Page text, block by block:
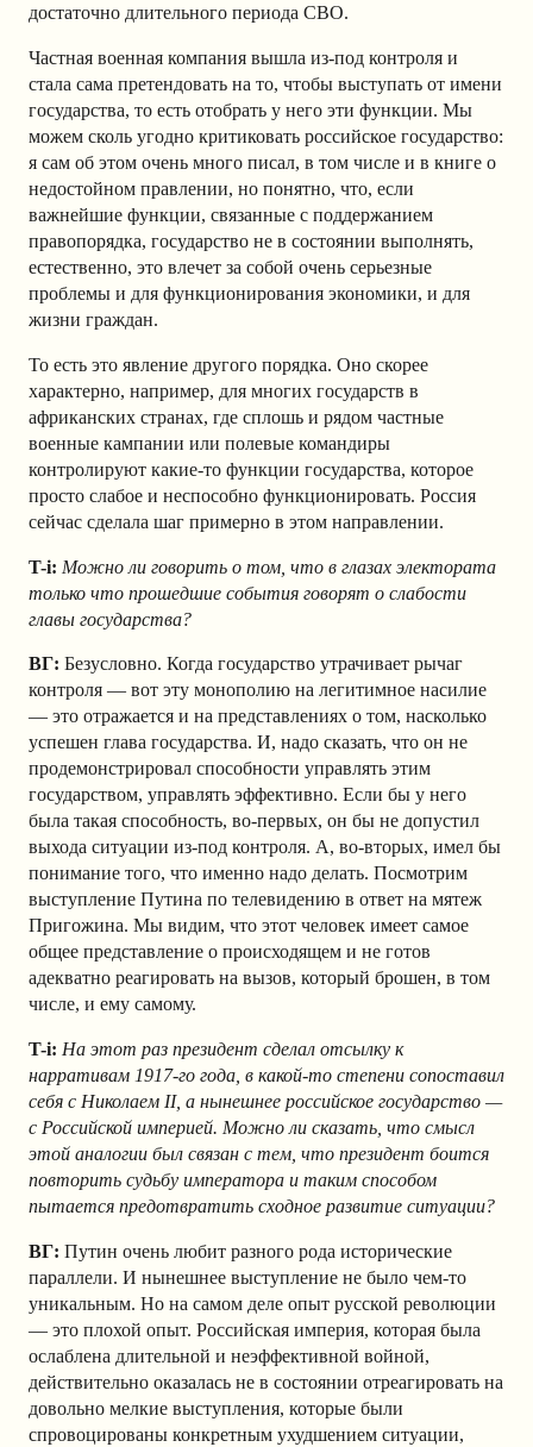
достаточно длительного периода СВО.
Частная военная компания вышла из-под контроля и
стала сама претендовать на то, чтобы выступать от имени
государства, то есть отобрать у него эти функции. Мы
можем сколь угодно критиковать российское государство:
я сам об этом очень много писал, в том числе и в книге о
недостойном правлении, но понятно, что, если
важнейшие функции, связанные с поддержанием
правопорядка, государство не в состоянии выполнять,
естественно, это влечет за собой очень серьезные
проблемы и для функционирования экономики, и для
жизни граждан.
То есть это явление другого порядка. Оно скорее
характерно, например, для многих государств в
африканских странах, где сплошь и рядом частные
военные кампании или полевые командиры
контролируют какие-то функции государства, которое
просто слабое и неспособно функционировать. Россия
сейчас сделала шаг примерно в этом направлении.
T-i: Можно ли говорить о том, что в глазах электората
только что прошедшие события говорят о слабости
главы государства?
ВГ: Безусловно. Когда государство утрачивает рычаг
контроля — вот эту монополию на легитимное насилие
— это отражается и на представлениях о том, насколько
успешен глава государства. И, надо сказать, что он не
продемонстрировал способности управлять этим
государством, управлять эффективно. Если бы у него
была такая способность, во-первых, он бы не допустил
выхода ситуации из-под контроля. А, во-вторых, имел бы
понимание того, что именно надо делать. Посмотрим
выступление Путина по телевидению в ответ на мятеж
Пригожина. Мы видим, что этот человек имеет самое
общее представление о происходящем и не готов
адекватно реагировать на вызов, который брошен, в том
числе, и ему самому.
T-i: На этот раз президент сделал отсылку к
нарративам 1917-го года, в какой-то степени сопоставил
себя с Николаем II, а нынешнее российское государство —
с Российской империей. Можно ли сказать, что смысл
этой аналогии был связан с тем, что президент боится
повторить судьбу императора и таким способом
пытается предотвратить сходное развитие ситуации?
ВГ: Путин очень любит разного рода исторические
параллели. И нынешнее выступление не было чем-то
уникальным. Но на самом деле опыт русской революции
— это плохой опыт. Российская империя, которая была
ослаблена длительной и неэффективной войной,
действительно оказалась не в состоянии отреагировать на
довольно мелкие выступления, которые были
спровоцированы конкретным ухудшением ситуации,